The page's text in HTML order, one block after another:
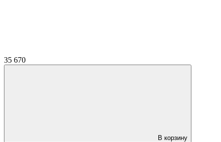
35 670
В корзину